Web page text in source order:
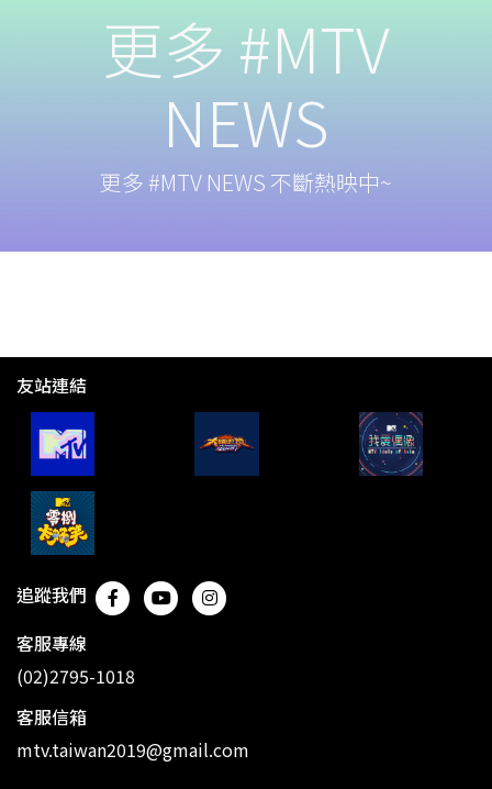
更多 #MTV
NEWS
更多 #MTV NEWS 不斷熱映中~
友站連結
追蹤我們
客服專線
(02)2795-1018
客服信箱
mtv.taiwan2019@gmail.com